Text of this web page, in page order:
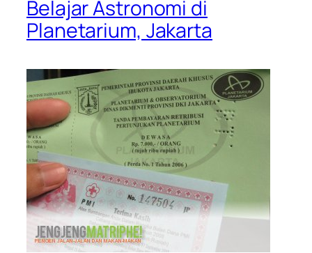
Belajar Astronomi di
Planetarium, Jakarta